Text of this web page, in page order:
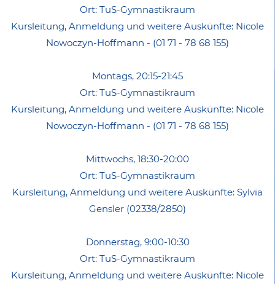
Ort: TuS-Gymnastikraum
Kursleitung, Anmeldung und weitere Auskünfte: Nicole
Nowoczyn-Hoffmann - (01 71 - 78 68 155)
Montags, 20:15-21:45
Ort: TuS-Gymnastikraum
Kursleitung, Anmeldung und weitere Auskünfte: Nicole
Nowoczyn-Hoffmann - (01 71 - 78 68 155)
Mittwochs, 18:30-20:00
Ort: TuS-Gymnastikraum
Kursleitung, Anmeldung und weitere Auskünfte: Sylvia
Gensler (02338/2850)
Donnerstag, 9:00-10:30
Ort: TuS-Gymnastikraum
Kursleitung, Anmeldung und weitere Auskünfte: Nicole